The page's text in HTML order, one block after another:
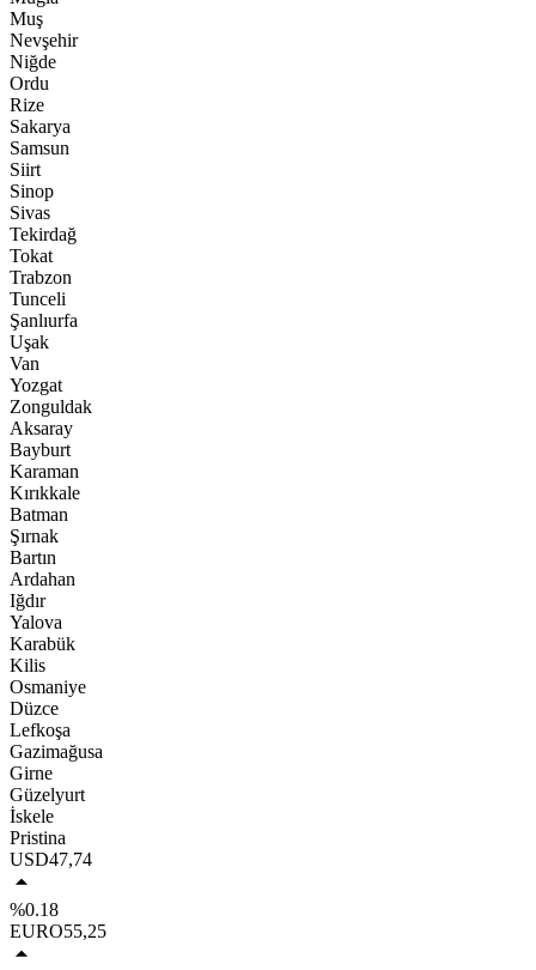
Muş
Nevşehir
Niğde
Ordu
Rize
Sakarya
Samsun
Siirt
Sinop
Sivas
Tekirdağ
Tokat
Trabzon
Tunceli
Şanlıurfa
Uşak
Van
Yozgat
Zonguldak
Aksaray
Bayburt
Karaman
Kırıkkale
Batman
Şırnak
Bartın
Ardahan
Iğdır
Yalova
Karabük
Kilis
Osmaniye
Düzce
Lefkoşa
Gazimağusa
Girne
Güzelyurt
İskele
Pristina
USD47,74
%0.18
EURO55,25